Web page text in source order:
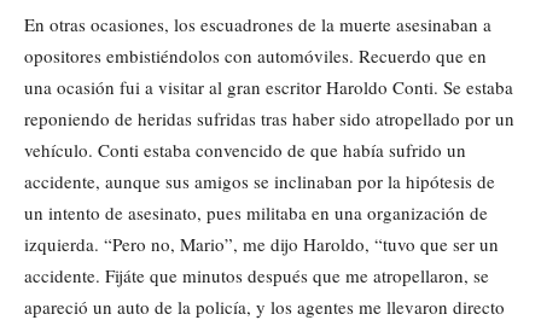
En otras ocasiones, los escuadrones de la muerte asesinaban a
opositores embistiéndolos con automóviles. Recuerdo que en
una ocasión fui a visitar al gran escritor Haroldo Conti. Se estaba
reponiendo de heridas sufridas tras haber sido atropellado por un
vehículo. Conti estaba convencido de que había sufrido un
accidente, aunque sus amigos se inclinaban por la hipótesis de
un intento de asesinato, pues militaba en una organización de
izquierda. “Pero no, Mario”, me dijo Haroldo, “tuvo que ser un
accidente. Fijáte que minutos después que me atropellaron, se
apareció un auto de la policía, y los agentes me llevaron directo